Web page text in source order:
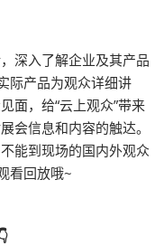
深入了解企业及其产品
际产品为观众详细讲
面，给“云上观众”带来
会信息和内容的触达。
能到现场的国内外观众
看回放哦~